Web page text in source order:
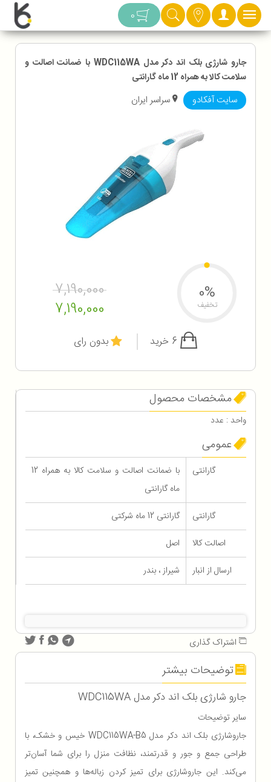
دسته بندی 0
جارو شارژی بلک اند دکر مدل WDC115WA با ضمانت اصالت و
سلامت کالا به همراه 12 ماه گارانتی
سایت آفکادو سراسر ایران
7,190,000
7,190,000
0%
تخفیف
بدون رای
مشخصات محصول
واحد : عدد
عمومی
گارانتی
با ضمانت اصالت و سلامت کالا به همراه 12
ماه گارانتی
گارانتی
گارانتی 12 ماه شرکتی
اصالت کالا
اصل
ارسال از انبار
شیراز ، بندر
اشتراک گذاری
توضیحات بیشتر
جارو شارژی بلک اند دکر مدل WDC115WA
سایر توضیحات
جاروشارژی بلک اند دکر مدل WDC115WA-B5 خیس و خشک، با
طراحی جمع و جور و قدرتمند، نظافت منزل را برای شما آسان‌تر
می‌کند. این جاروشارژی برای تمیز کردن زباله‌ها و همچنین تمیز